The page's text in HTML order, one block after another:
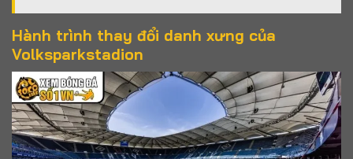
Hành trình thay đổi danh xưng của
Volksparkstadion